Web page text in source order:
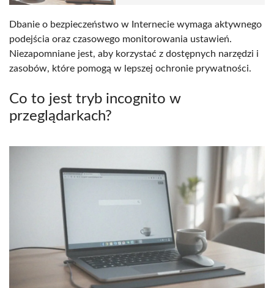
Dbanie o bezpieczeństwo w Internecie wymaga aktywnego
podejścia oraz czasowego monitorowania ustawień.
Niezapomniane jest, aby korzystać z dostępnych narzędzi i
zasobów, które pomogą w lepszej ochronie prywatności.
Co to jest tryb incognito w
przeglądarkach?